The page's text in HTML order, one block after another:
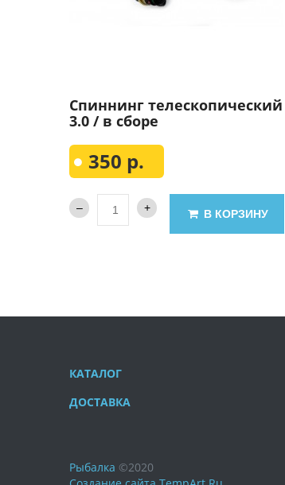
Спиннинг телескопический
3.0 / в сборе
350 р.
В КОРЗИНУ
КАТАЛОГ
ДОСТАВКА
Рыбалка ©2020